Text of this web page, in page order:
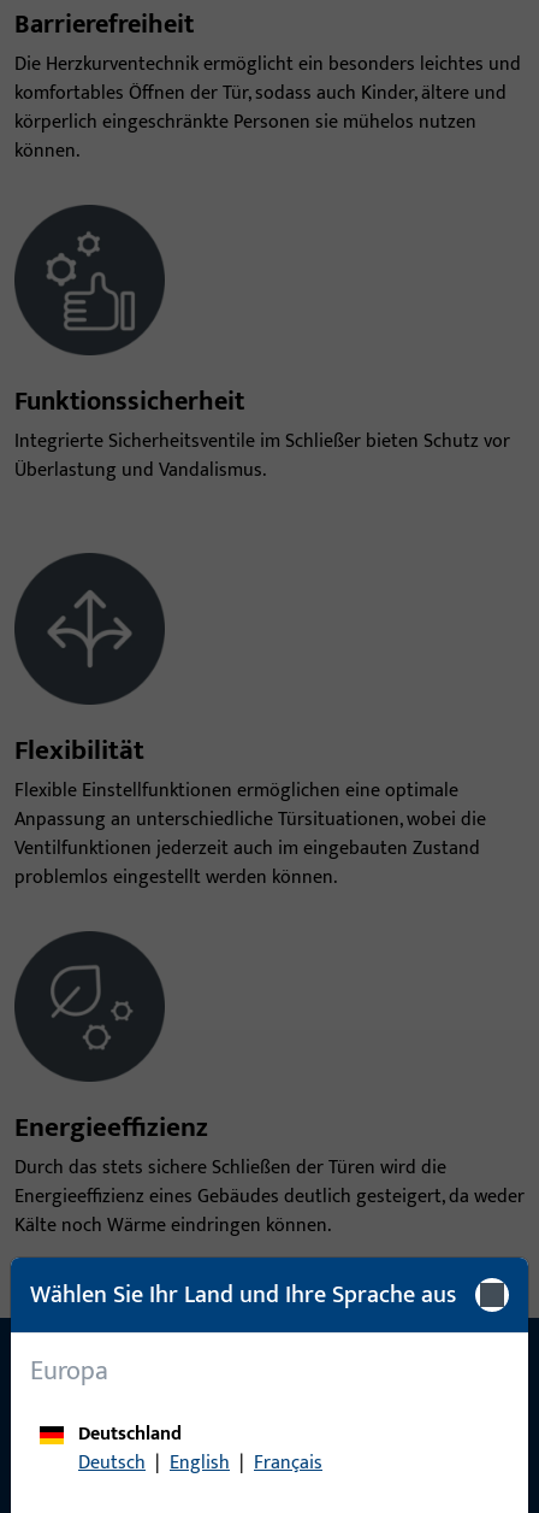
Barrierefreiheit
Die Herzkurventechnik ermöglicht ein besonders leichtes und
komfortables Öffnen der Tür, sodass auch Kinder, ältere und
körperlich eingeschränkte Personen sie mühelos nutzen
können.
Funktionssicherheit
Integrierte Sicherheitsventile im Schließer bieten Schutz vor
Überlastung und Vandalismus.
Flexibilität
Flexible Einstellfunktionen ermöglichen eine optimale
Anpassung an unterschiedliche Türsituationen, wobei die
Ventilfunktionen jederzeit auch im eingebauten Zustand
problemlos eingestellt werden können.
Energieeffizienz
Durch das stets sichere Schließen der Türen wird die
Energieeffizienz eines Gebäudes deutlich gesteigert, da weder
Kälte noch Wärme eindringen können.
Anwendungsbereiche
Wählen Sie Ihr Land und Ihre Sprache aus
Europa
Deutschland
Deutsch | English | Français